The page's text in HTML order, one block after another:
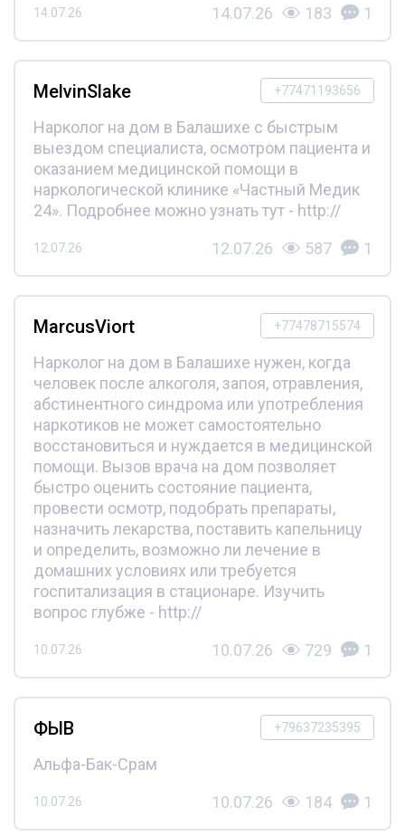
14.07.26 14.07.26 183 1
+77471193656
MelvinSlake
Нарколог на дом в Балашихе с быстрым
выездом специалиста, осмотром пациента и
оказанием медицинской помощи в
наркологической клинике «Частный Медик
24». Подробнее можно узнать тут - http://
12.07.26 12.07.26 587 1
+77478715574
MarcusViort
Нарколог на дом в Балашихе нужен, когда
человек после алкоголя, запоя, отравления,
абстинентного синдрома или употребления
наркотиков не может самостоятельно
восстановиться и нуждается в медицинской
помощи. Вызов врача на дом позволяет
быстро оценить состояние пациента,
провести осмотр, подобрать препараты,
назначить лекарства, поставить капельницу
и определить, возможно ли лечение в
домашних условиях или требуется
госпитализация в стационаре. Изучить
вопрос глубже - http://
10.07.26 10.07.26 729 1
+79637235395
ФЫВ
Альфа-Бак-Срам
10.07.26 10.07.26 184 1